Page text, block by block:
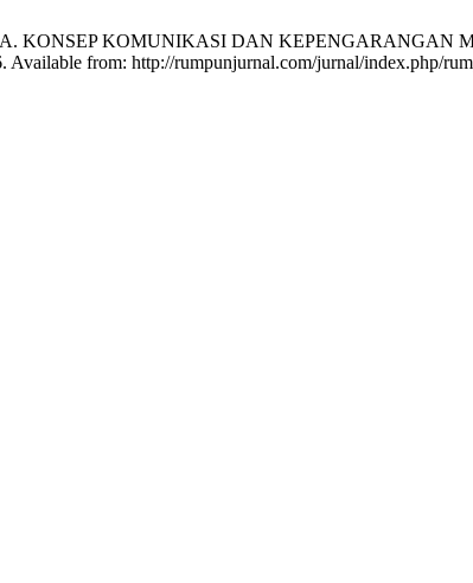
KONSEP KOMUNIKASI DAN KEPENGARANGAN
Available from: http://rumpunjurnal.com/jurnal/index.php/